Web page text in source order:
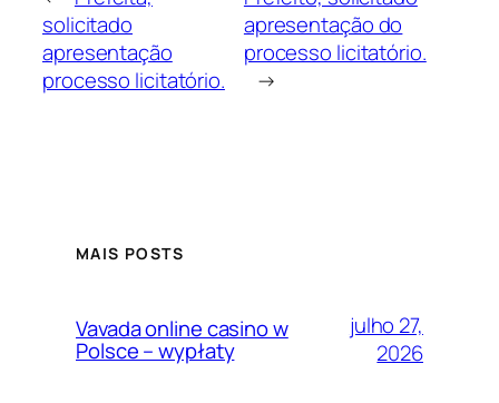
solicitado
apresentação
processo licitatório.
apresentação do
processo licitatório.
→
MAIS POSTS
Vavada online casino w
Polsce – wypłaty
julho 27,
2026